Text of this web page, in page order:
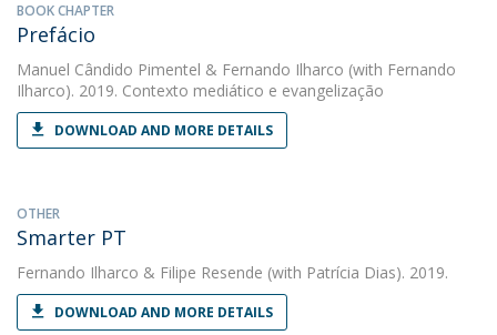
BOOK CHAPTER
Prefácio
Manuel Cândido Pimentel & Fernando Ilharco (with Fernando
Ilharco). 2019. Contexto mediático e evangelização
DOWNLOAD AND MORE DETAILS
OTHER
Smarter PT
Fernando Ilharco & Filipe Resende (with Patrícia Dias). 2019.
DOWNLOAD AND MORE DETAILS